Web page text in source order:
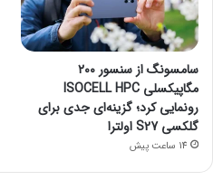
سامسونگ از سنسور ۲۰۰
مگاپیکسلی ISOCELL HPC
رونمایی کرد؛ گزینه‌ای جدی برای
گلکسی S27 اولترا
14 ساعت پیش